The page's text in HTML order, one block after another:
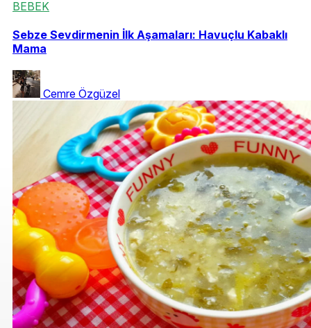
BEBEK
Sebze Sevdirmenin İlk Aşamaları: Havuçlu Kabaklı
Mama
Cemre Özgüzel